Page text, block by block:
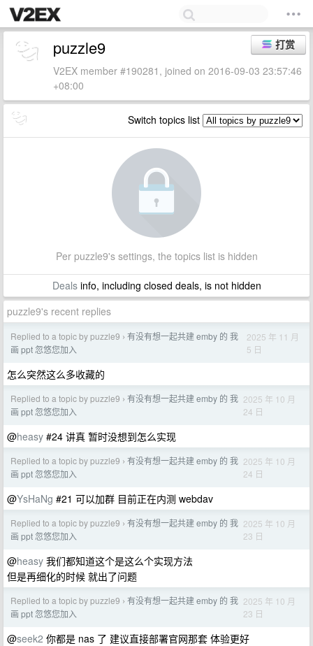
打赏
puzzle9
V2EX member #190281, joined on 2016-09-03 23:57:46
+08:00
Switch topics list
Per puzzle9's settings, the topics list is hidden
Dealsinfo, including closed deals, is not hidden
puzzle9's recent replies
Replied to a topic by puzzle9 › 有没有想一起共建 emby 的 我
画 ppt 忽悠您加入
2025 年 11 月
5 日
怎么突然这么多收藏的
Replied to a topic by puzzle9 › 有没有想一起共建 emby 的 我
画 ppt 忽悠您加入
2025 年 10 月
24 日
@heasy #24 讲真 暂时没想到怎么实现
Replied to a topic by puzzle9 › 有没有想一起共建 emby 的 我
画 ppt 忽悠您加入
2025 年 10 月
24 日
@YsHaNg #21 可以加群 目前正在内测 webdav
Replied to a topic by puzzle9 › 有没有想一起共建 emby 的 我
画 ppt 忽悠您加入
2025 年 10 月
23 日
@heasy 我们都知道这个是这么个实现方法
但是再细化的时候 就出了问题
Replied to a topic by puzzle9 › 有没有想一起共建 emby 的 我
画 ppt 忽悠您加入
2025 年 10 月
23 日
@seek2 你都是 nas 了 建议直接部署官网那套 体验更好